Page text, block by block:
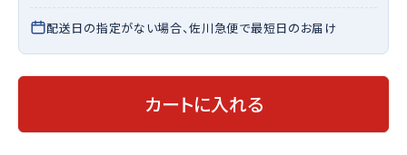
配送日の指定がない場合、佐川急便で最短日のお届け
カートに入れる